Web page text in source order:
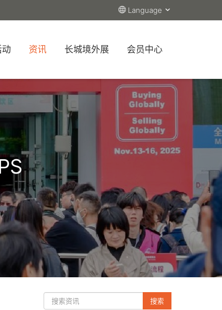
Language
资讯 长城境外展 会员中心